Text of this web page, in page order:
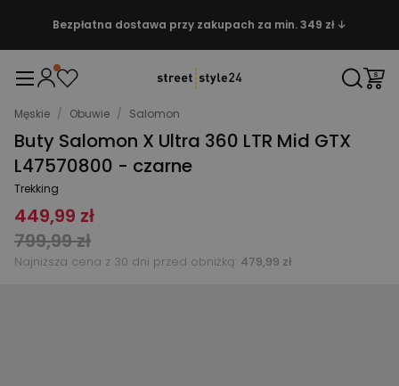
Bezpłatna dostawa przy zakupach za min. 349 zł ↓
Męskie / Obuwie / Salomon
Buty Salomon X Ultra 360 LTR Mid GTX
L47570800 - czarne
Trekking
449,99 zł
799,99 zł
Najniższa cena z 30 dni przed obniżką: 479,99 zł